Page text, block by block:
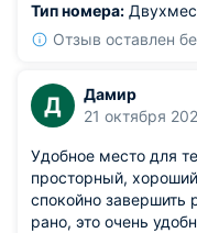
Тип номера:
Отзыв оставлен
Д
Дамир
21 октября
Удобное место для
просторный,
спокойно завершить
рано, это очень